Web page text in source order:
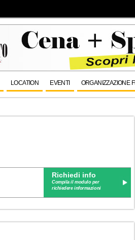
LOCATION EVENTI ORGANIZZAZIONE
Richiedi info
Compila il modulo per
richiedere informazioni